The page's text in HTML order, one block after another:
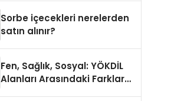
Sorbe içecekleri nerelerden
satın alınır?
Fen, Sağlık, Sosyal: YÖKDİL
Alanları Arasındaki Farklar